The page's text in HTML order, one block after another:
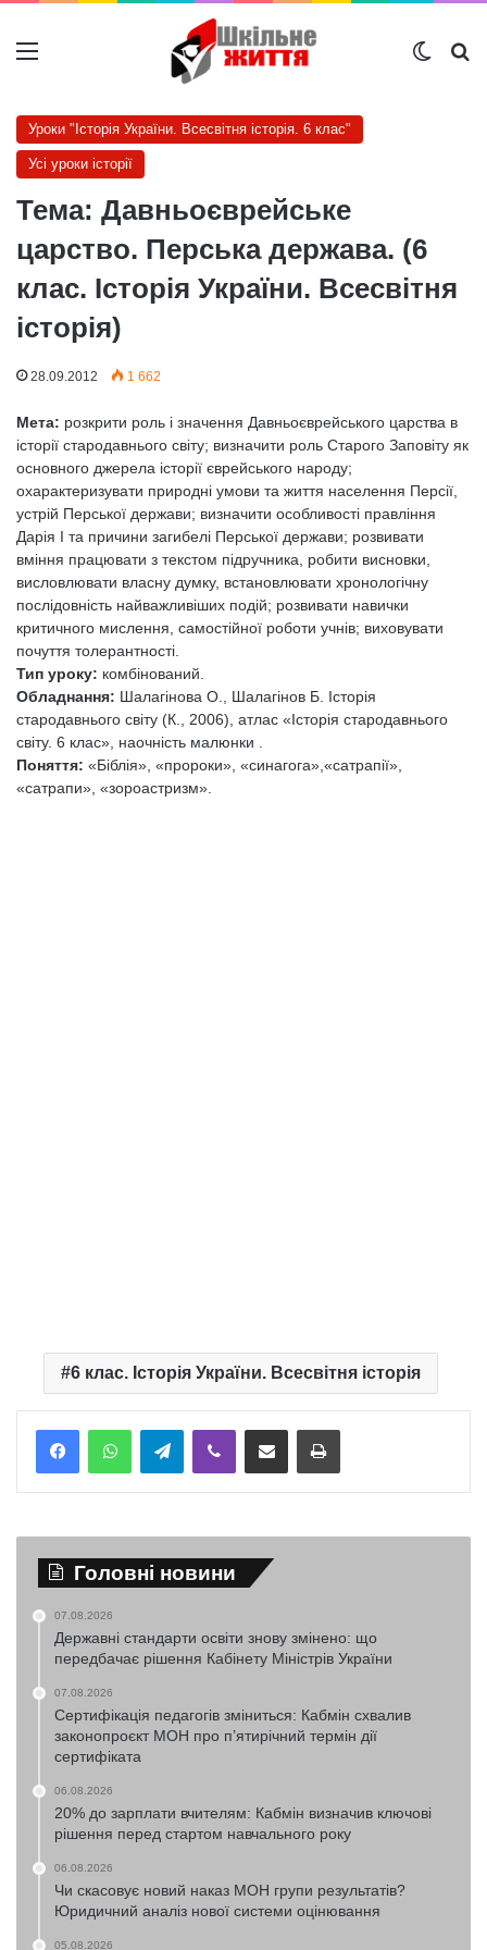
Меню
Уроки "Історія України. Всесвітня історія. 6 клас"
Усі уроки історії
Тема: Давньоєврейське
царство. Перська держава. (6
клас. Історія України. Всесвітня
історія)
28.09.2012 1 662
Мета: розкрити роль і значення Давньоєврейського царства в
історії стародавнього світу; визначити роль Старого Заповіту як
основного джерела історії єврейського народу;
охарактеризувати природні умови та життя населення Персії,
устрій Перської держави; визначити особливості правління
Дарія І та причини загибелі Перської держави; розвивати
вміння працювати з текстом підручника, робити висновки,
висловлювати власну думку, встановлювати хронологічну
послідовність найважливіших подій; розвивати навички
критичного мислення, самостійної роботи учнів; виховувати
почуття толерантності.
Тип уроку: комбінований.
Обладнання: Шалагінова О., Шалагінов Б. Історія
стародавнього світу (К., 2006), атлас «Історія стародавнього
світу. 6 клас», наочність малюнки .
Поняття: «Біблія», «пророки», «синагога»,«сатрапії»,
«сатрапи», «зороастризм».
6 клас. Історія України. Всесвітня історія
TelegramViber Надіслати електронною поштоюНадрукувати
Головні новини
07.08.2026
Державні стандарти освіти знову змінено: що
передбачає рішення Кабінету Міністрів України
07.08.2026
Сертифікація педагогів зміниться: Кабмін схвалив
законопроєкт МОН про п’ятирічний термін дії
сертифіката
06.08.2026
20% до зарплати вчителям: Кабмін визначив ключові
рішення перед стартом навчального року
06.08.2026
Чи скасовує новий наказ МОН групи результатів?
Юридичний аналіз нової системи оцінювання
05.08.2026